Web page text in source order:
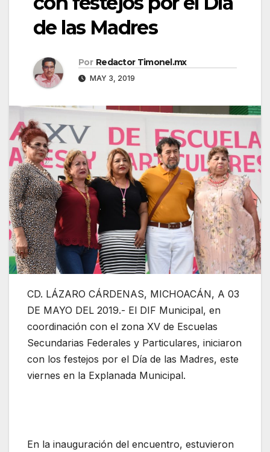
de las Madres
Por Redactor Timonel.mx
MAY 3, 2019
CD. LÁZARO CÁRDENAS, MICHOACÁN, A 03
DE MAYO DEL 2019.- El DIF Municipal, en
coordinación con el zona XV de Escuelas
Secundarias Federales y Particulares, iniciaron
con los festejos por el Día de las Madres, este
viernes en la Explanada Municipal.
En la inauguración del encuentro, estuvieron